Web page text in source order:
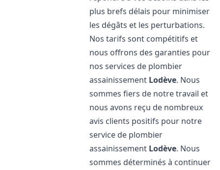
plus brefs délais pour minimiser
les dégâts et les perturbations.
Nos tarifs sont compétitifs et
nous offrons des garanties pour
nos services de plombier
assainissement Lodève. Nous
sommes fiers de notre travail et
nous avons reçu de nombreux
avis clients positifs pour notre
service de plombier
assainissement Lodève. Nous
sommes déterminés à continuer